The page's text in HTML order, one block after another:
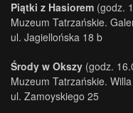
Piątki z Hasiorem (godz.
Muzeum Tatrzańskie.
ul. Jagiellońska 18 b
Środy w Okszy (godz.
Muzeum Tatrzańskie.
ul. Zamoyskiego 25